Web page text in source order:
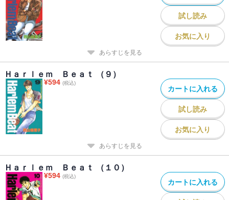
試し読み
お気に入り
あらすじを見る
Ｈａｒｌｅｍ Ｂｅａｔ （９）
¥594 (税込)
カートに入れる
試し読み
お気に入り
あらすじを見る
Ｈａｒｌｅｍ Ｂｅａｔ （１０）
¥594 (税込)
カートに入れる